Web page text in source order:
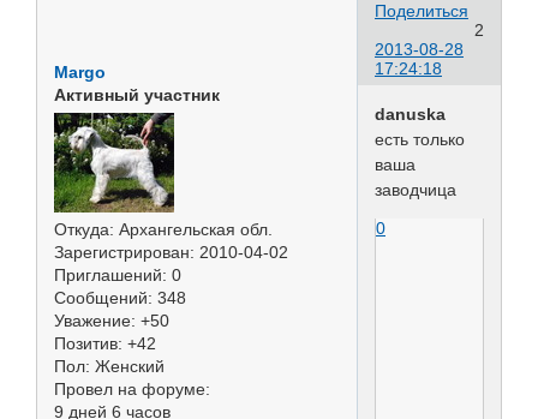
Поделиться
2
2013-08-28
17:24:18
Margo
Активный участник
Откуда: Архангельская обл.
Зарегистрирован: 2010-04-02
Приглашений: 0
Сообщений: 348
Уважение: +50
Позитив: +42
Пол: Женский
Провел на форуме:
9 дней 6 часов
danuska
есть только
ваша
заводчица
0